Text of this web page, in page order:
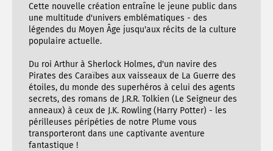
Cette nouvelle création entraîne le jeune public dans
une multitude d'univers emblématiques - des
légendes du Moyen Âge jusqu'aux récits de la culture
populaire actuelle.
Du roi Arthur à Sherlock Holmes, d'un navire des
Pirates des Caraïbes aux vaisseaux de La Guerre des
étoiles, du monde des superhéros à celui des agents
secrets, des romans de J.R.R. Tolkien (Le Seigneur des
anneaux) à ceux de J.K. Rowling (Harry Potter) - les
périlleuses péripéties de notre Plume vous
transporteront dans une captivante aventure
fantastique !